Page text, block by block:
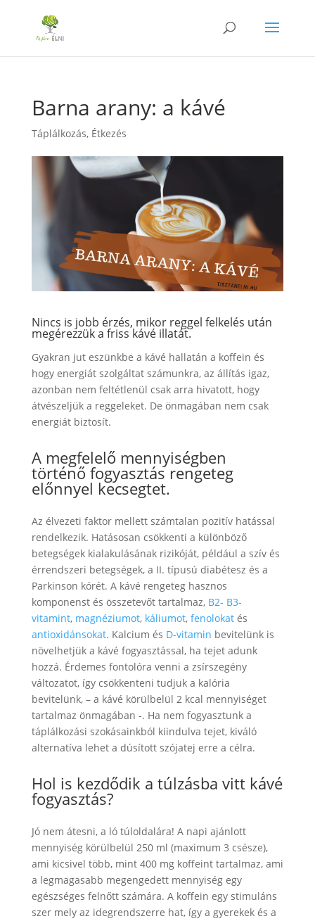
Barna arany: a kávé
Táplálkozás, Étkezés
Nincs is jobb érzés, mikor reggel felkelés után
megérezzük a friss kávé illatát.
Gyakran jut eszünkbe a kávé hallatán a koffein és
hogy energiát szolgáltat számunkra, az állítás igaz,
azonban nem feltétlenül csak arra hivatott, hogy
átvészeljük a reggeleket. De önmagában nem csak
energiát biztosít.
A megfelelő mennyiségben
történő fogyasztás rengeteg
előnnyel kecsegtet.
Az élvezeti faktor mellett számtalan pozitív hatással
rendelkezik. Hatásosan csökkenti a különböző
betegségek kialakulásának rizikóját, például a szív és
érrendszeri betegségek, a II. típusú diabétesz és a
Parkinson kórét. A kávé rengeteg hasznos
komponenst és összetevőt tartalmaz, B2- B3-
vitamint, magnéziumot, káliumot, fenolokatés
antioxidánsokat. Kalcium és D-vitamin bevitelünk is
növelhetjük a kávé fogyasztással, ha tejet adunk
hozzá. Érdemes fontolóra venni a zsírszegény
változatot, így csökkenteni tudjuk a kalória
bevitelünk, – a kávé körülbelül 2 kcal mennyiséget
tartalmaz önmagában -. Ha nem fogyasztunk a
táplálkozási szokásainkból kiindulva tejet, kiváló
alternatíva lehet a dúsított szójatej erre a célra.
Hol is kezdődik a túlzásba vitt kávé
fogyasztás?
Jó nem átesni, a ló túloldalára! A napi ajánlott
mennyiség körülbelül 250 ml (maximum 3 csésze),
ami kicsivel több, mint 400 mg koffeint tartalmaz, ami
a legmagasabb megengedett mennyiség egy
egészséges felnőtt számára. A koffein egy stimuláns
szer mely az idegrendszerre hat, így a gyerekek és a